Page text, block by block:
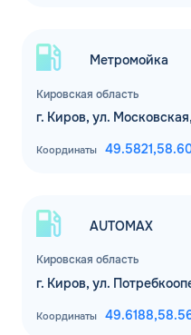
Кировская область
Метромойка
г. Киров, ул.
Координаты 49.5821,
Кировская область
AUTOMAX
г. Киров, ул.
Координаты 49.6188,